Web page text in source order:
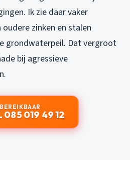
Ik zie daar vaker
zinken en stalen
grondwaterpeil. Dat vergroot
bij agressieve
085 019 49 12